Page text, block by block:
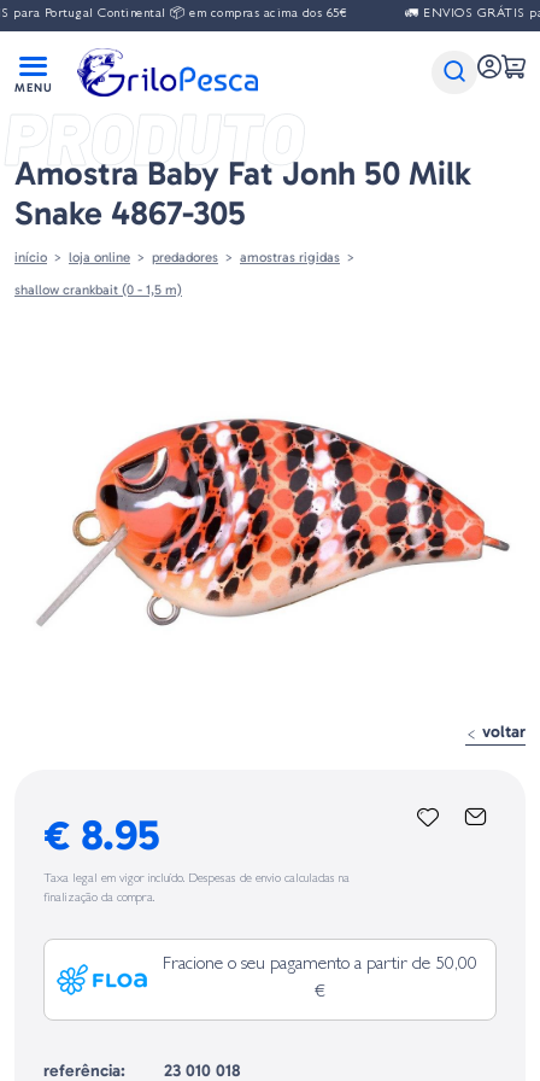
para Portugal Continental 📦 em compras acima dos 65€ 🚛 ENVIOS GRÁTIS
PRODUTO
Amostra Baby Fat Jonh 50 Milk
Snake 4867-305
início loja online predadores
amostras rigidas
shallow crankbait (0 - 1,5 m)
voltar
€ 8.95
Taxa legal em vigor incluído. Despesas de envio calculadas na
finalização da compra.
Fracione o seu pagamento a partir de 50,00
€
referência:
23 010 018